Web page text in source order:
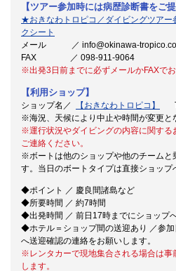
【ツアー参加時には病歴診断書をご
★おきなわトロピコ／ダイビングツアー
クシート
メール ／ info@okinawa-
FAX ／ 098-911-9064
※出発3日前までに必ずメールかFAXでお
【利用ショップ】
ショップ名／ 【おきなわトロピコ】
※海況、天候により中止や時間が変更と
※運行状況やダイビングの内容に関する
ご連絡ください。
※ボートは他のショップや他のチームと
す。当日のボートタイプは直接ショップ
◆ポイント ／ 慶良間諸島など
◆所要時間 ／ 約7時間
◆出発時間 ／ 前日17時までにショップ
◆ホテル＝ショップ間の送迎あり ／参
へ送迎確認の連絡をお願いします。
※レンタカーで現地集合される場合は事
します。